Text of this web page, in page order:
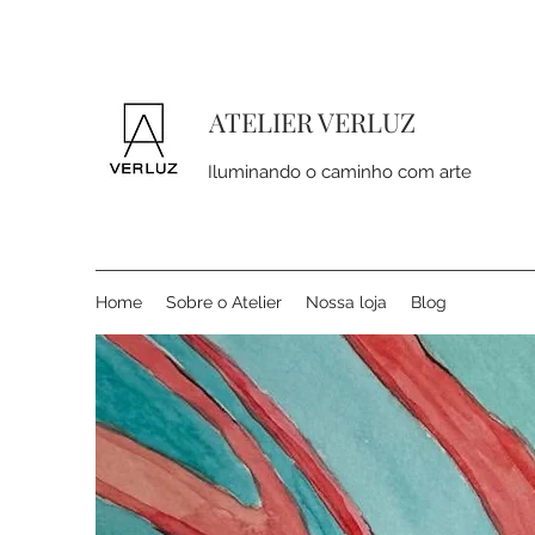
ATELIER VERLUZ
Iluminando o caminho com arte
Home Sobre o Atelier Nossa loja Blog